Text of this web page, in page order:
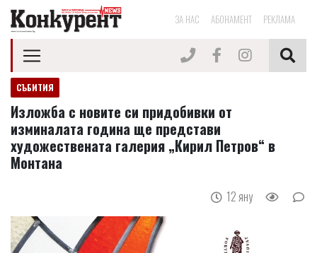
ЗА НАС АБОНАМЕНТ РЕКЛАМА
СЪБИТИЯ
Изложба с новите си придобивки от
изминалата година ще представи
художествената галерия „Кирил Петров“ в
Монтана
12 яну